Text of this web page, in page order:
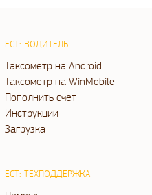
ЕСТ: ВОДИТЕЛЬ
Таксометр на Android
Таксометр на WinMobile
Пополнить счет
Инструкции
Загрузка
ЕСТ: ТЕХПОДДЕРЖКА